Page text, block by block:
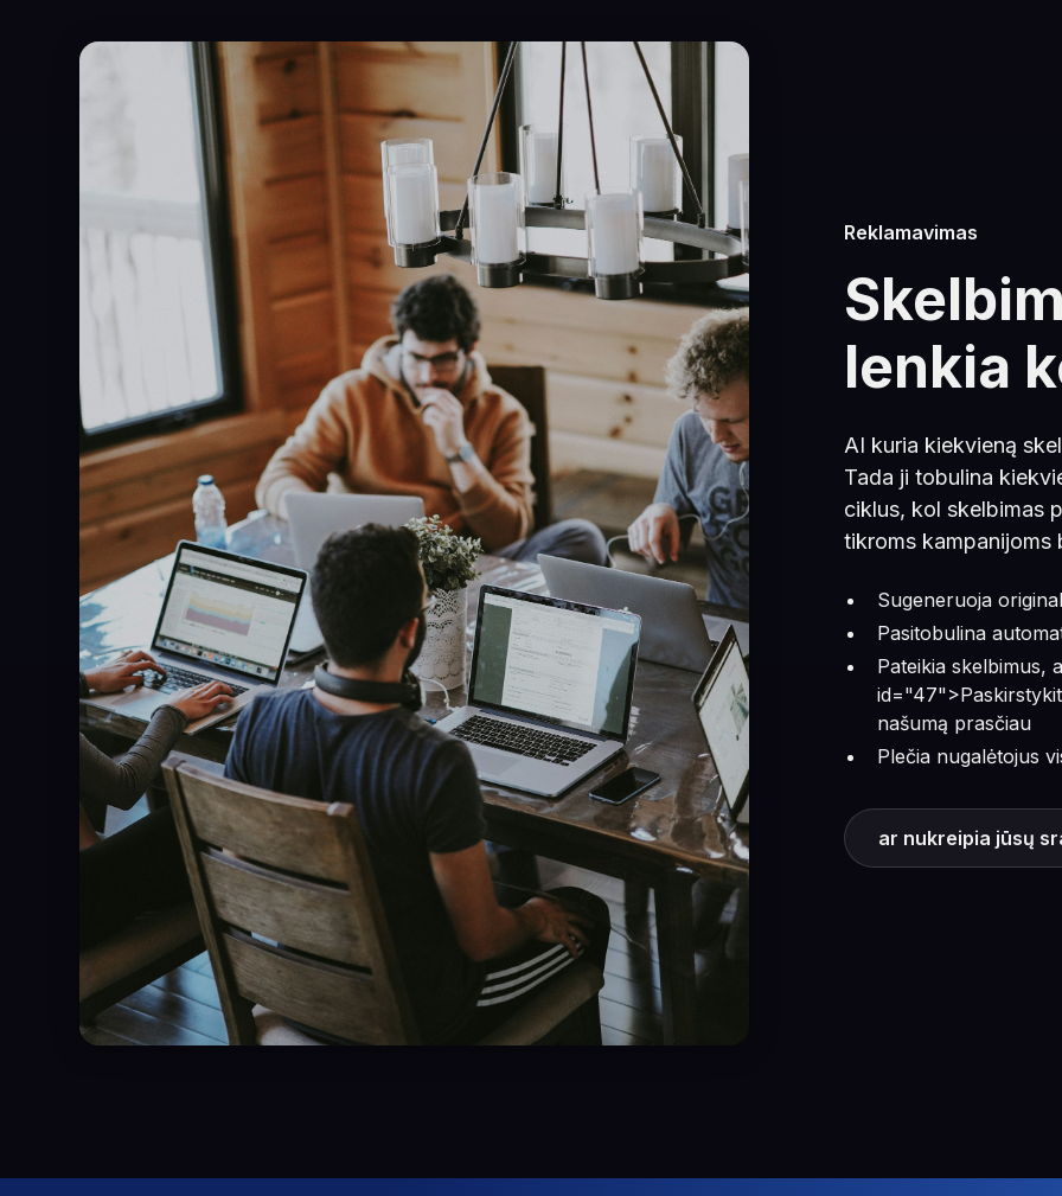
Reklamavimas
lenkia
AI kuria kiekvieną
Tada ji tobulina
ciklus, kol skelbimas
tikroms kampanijoms
Sugeneruoja
Pasitobulina
Pateikia skelbimus,
našumą prasčiau
Plečia nugalėtojus
ar nukreipia jūsų